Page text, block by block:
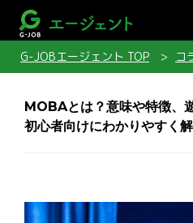
G-JOBエージェント TOP コ
MOBAとは？意味や特徴、
初心者向けにわかりやすく